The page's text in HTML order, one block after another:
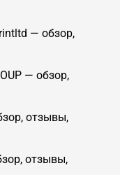
— обзор,
— обзор,
отзывы,
отзывы,